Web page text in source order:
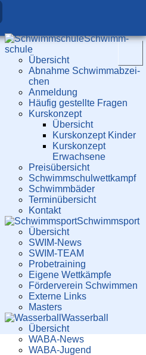
Schwimm­
schule
Übersicht
Ab­nah­me Schwimm­ab­zei­
chen
Anmeldung
Häufig gestellte Fragen
Kurs­konzept
Übersicht
Kurskonzept Kinder
Kurskonzept
Erwachsene
Preis­über­sicht
Schwimm­schul­wett­kampf
Schwimm­bäder
Terminübersicht
Kontakt
Schwimm­sport
Übersicht
SWIM-News
SWIM-TEAM
Probe­training
Eigene Wettkämpfe
Förderverein Schwimmen
Externe Links
Masters
Wasser­ball
Übersicht
WABA-News
WABA-Jugend